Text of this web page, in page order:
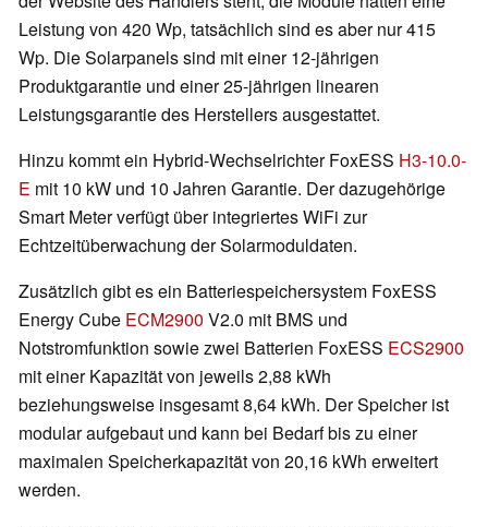
Leistung von 420 Wp, tatsächlich sind es aber nur 415
Wp. Die Solarpanels sind mit einer 12-jährigen
Produktgarantie und einer 25-jährigen linearen
Leistungsgarantie des Herstellers ausgestattet.
Hinzu kommt ein Hybrid-Wechselrichter FoxESS H3-10.0-
E mit 10 kW und 10 Jahren Garantie. Der dazugehörige
Smart Meter verfügt über integriertes WiFi zur
Echtzeitüberwachung der Solarmoduldaten.
Zusätzlich gibt es ein Batteriespeichersystem FoxESS
Energy Cube ECM2900 V2.0 mit BMS und
Notstromfunktion sowie zwei Batterien FoxESS ECS2900
mit einer Kapazität von jeweils 2,88 kWh
beziehungsweise insgesamt 8,64 kWh. Der Speicher ist
modular aufgebaut und kann bei Bedarf bis zu einer
maximalen Speicherkapazität von 20,16 kWh erweitert
werden.